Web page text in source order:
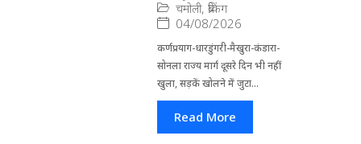
चमोली, ब्रेकिंग
04/08/2026
कर्णप्रयाग-धारडुंगरी-मैखुरा-कंडारा-
सोनला राज्य मार्ग दूसरे दिन भी नहीं
खुला, सड़कें खोलने में जुटा...
Read More